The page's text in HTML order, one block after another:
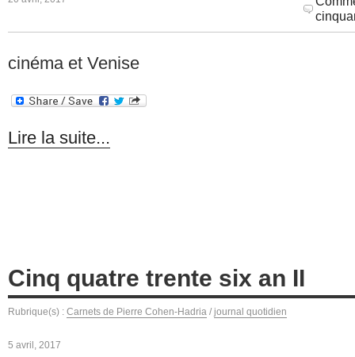
cinéma et Venise
Lire la suite...
Cinq quatre trente six an II
Rubrique(s) : Carnets de Pierre Cohen-Hadria / journal quotidien
5 avril, 2017